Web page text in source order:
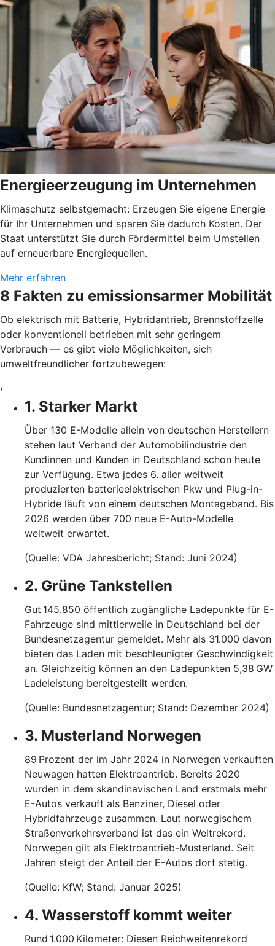
Energieerzeugung im Unternehmen
Klimaschutz selbstgemacht: Erzeugen Sie eigene Energie
für Ihr Unternehmen und sparen Sie dadurch Kosten. Der
Staat unterstützt Sie durch Fördermittel beim Umstellen
auf erneuerbare Energiequellen.
Mehr erfahren
8 Fakten zu emissionsarmer Mobilität
Ob elektrisch mit Batterie, Hybridantrieb, Brennstoffzelle
oder konventionell betrieben mit sehr geringem
Verbrauch — es gibt viele Möglichkeiten, sich
umweltfreundlicher fortzubewegen:
‹
1. Starker Markt
Über 130 E-Modelle allein von deutschen Herstellern
stehen laut Verband der Automobilindustrie den
Kundinnen und Kunden in Deutschland schon heute
zur Verfügung. Etwa jedes 6. aller weltweit
produzierten batterieelektrischen Pkw und Plug-in-
Hybride läuft von einem deutschen Montageband. Bis
2026 werden über 700 neue E-Auto-Modelle
weltweit erwartet.
(Quelle: VDA Jahresbericht; Stand: Juni 2024)
2. Grüne Tankstellen
Gut 145.850 öffentlich zugängliche Ladepunkte für E-
Fahrzeuge sind mittlerweile in Deutschland bei der
Bundesnetzagentur gemeldet. Mehr als 31.000 davon
bieten das Laden mit beschleunigter Geschwindigkeit
an. Gleichzeitig können an den Ladepunkten 5,38 GW
Ladeleistung bereitgestellt werden.
(Quelle: Bundesnetzagentur; Stand: Dezember 2024)
3. Musterland Norwegen
89 Prozent der im Jahr 2024 in Norwegen verkauften
Neuwagen hatten Elektroantrieb. Bereits 2020
wurden in dem skandinavischen Land erstmals mehr
E-Autos verkauft als Benziner, Diesel oder
Hybridfahrzeuge zusammen. Laut norwegischem
Straßenverkehrsverband ist das ein Weltrekord.
Norwegen gilt als Elektroantrieb-Musterland. Seit
Jahren steigt der Anteil der E-Autos dort stetig.
(Quelle: KfW; Stand: Januar 2025)
4. Wasserstoff kommt weiter
Rund 1.000 Kilometer: Diesen Reichweitenrekord